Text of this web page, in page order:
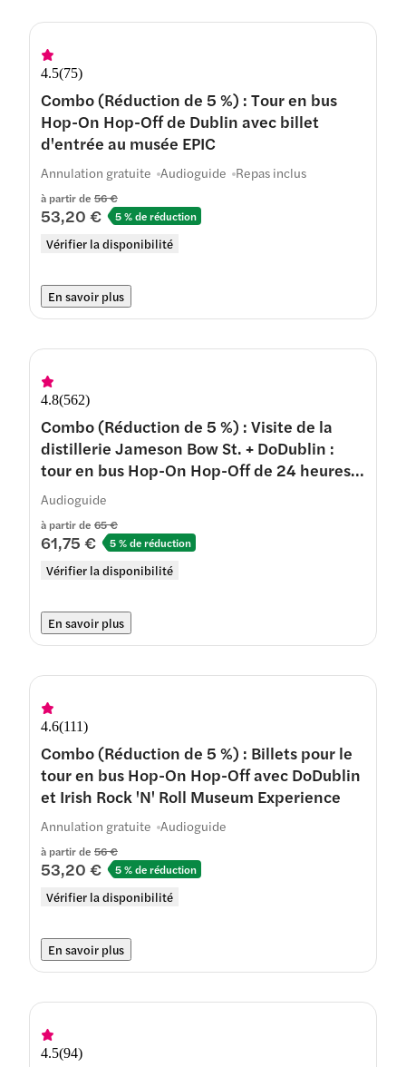
4.5(75)
Combo (Réduction de 5 %) : Tour en bus
Hop-On Hop-Off de Dublin avec billet
d'entrée au musée EPIC
à partir de 56 €
53,20 € 5 % de réduction
Vérifier la disponibilité
Annulation gratuite Audioguide Repas inclus
En savoir plus
4.8(562)
Combo (Réduction de 5 %) : Visite de la
distillerie Jameson Bow St. + DoDublin :
tour en bus Hop-On Hop-Off de 24 heures
avec billets pour le Little Museum
à partir de 65 €
61,75 € 5 % de réduction
Vérifier la disponibilité
Audioguide
En savoir plus
4.6(111)
Combo (Réduction de 5 %) : Billets pour le
tour en bus Hop-On Hop-Off avec DoDublin
et Irish Rock 'N' Roll Museum Experience
à partir de 56 €
53,20 € 5 % de réduction
Vérifier la disponibilité
Annulation gratuite Audioguide
En savoir plus
4.5(94)